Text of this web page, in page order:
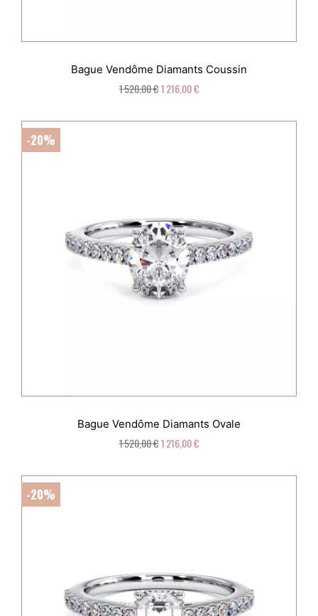
Bague Vendôme Diamants Coussin
1 520,00 €1 216,00 €
Bague Vendôme Diamants Ovale
1 520,00 €1 216,00 €
-20%
-20%